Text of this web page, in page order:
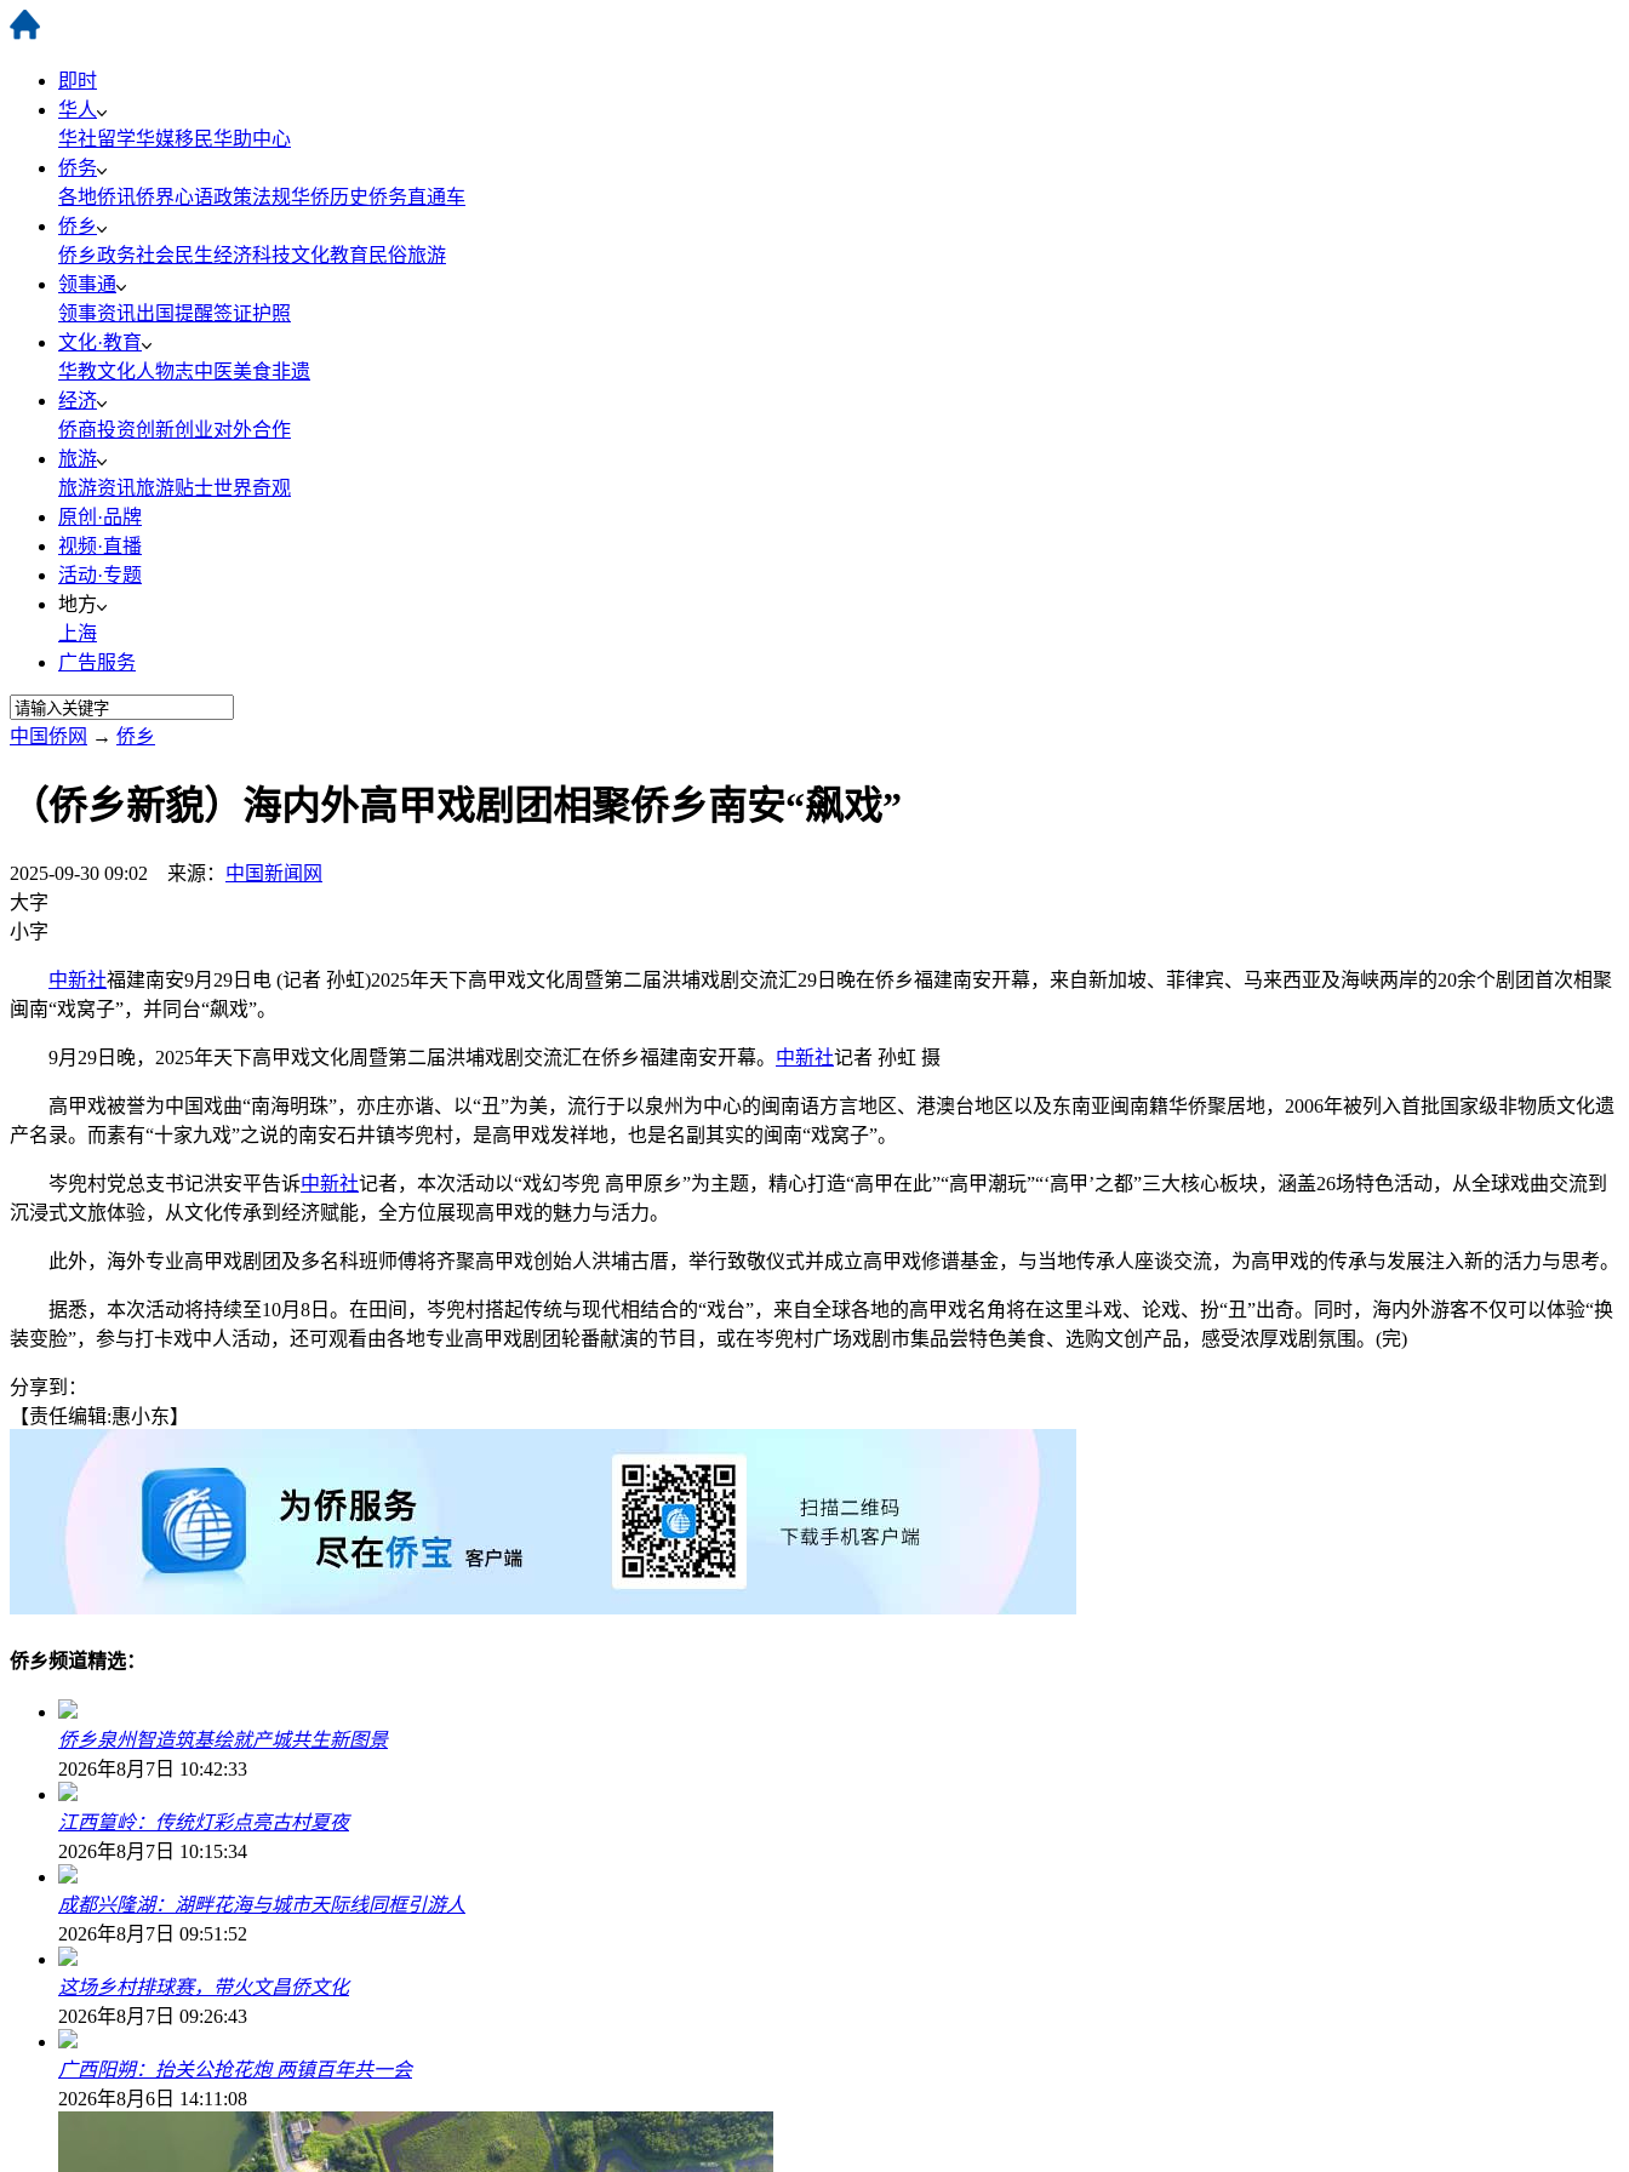
即时
华人
华社留学华媒移民华助中心
侨务
各地侨讯侨界心语政策法规华侨历史侨务直通车
侨乡
侨乡政务社会民生经济科技文化教育 民俗旅游
领事通
领事资讯出国提醒签证护照
文化·教育
华教文化人物志中医美食非遗
经济
侨商投资创新创业对外合作
旅游
旅游资讯旅游贴士世界奇观
原创·品牌
视频·直播
活动·专题
地方
上海
广告服务
中国侨网 → 侨乡
（侨乡新貌）海内外高甲戏剧团相聚侨乡南安“飙戏”
2025-09-30 09:02 来源： 中国新闻网
大字
小字
中新社福建南安9月29日电 (记者 孙虹)2025年天下高甲戏文化周暨第二届洪埔戏剧交流汇29日晚在侨乡福建南安开幕，来自新加坡、菲律宾、马来西亚及海峡两岸的20余个剧团首次相聚
闽南“戏窝子”，并同台“飙戏”。
9月29日晚，2025年天下高甲戏文化周暨第二届洪埔戏剧交流汇在侨乡福建南安开幕。 中新社记者 孙虹 摄
高甲戏被誉为中国戏曲“南海明珠”，亦庄亦谐、以“丑”为美，流行于以泉州为中心的闽南语方言地区、港澳台地区以及东南亚闽南籍华侨聚居地，2006年被列入首批国家级非物质文化遗
产名录。而素有“十家九戏”之说的南安石井镇岑兜村，是高甲戏发祥地，也是名副其实的闽南“戏窝子”。
岑兜村党总支书记洪安平告诉中新社记者，本次活动以“戏幻岑兜 高甲原乡”为主题，精心打造“高甲在此”“高甲潮玩”“‘高甲’之都”三大核心板块，涵盖26场特色活动，从全球戏曲交流到
沉浸式文旅体验，从文化传承到经济赋能，全方位展现高甲戏的魅力与活力。
此外，海外专业高甲戏剧团及多名科班师傅将齐聚高甲戏创始人洪埔古厝，举行致敬仪式并成立高甲戏修谱基金，与当地传承人座谈交流，为高甲戏的传承与发展注入新的活力与思考。
据悉，本次活动将持续至10月8日。在田间，岑兜村搭起传统与现代相结合的“戏台”，来自全球各地的高甲戏名角将在这里斗戏、论戏、扮“丑”出奇。同时，海内外游客不仅可以体验“换
装变脸”，参与打卡戏中人活动，还可观看由各地专业高甲戏剧团轮番献演的节目，或在岑兜村广场戏剧市集品尝特色美食、选购文创产品，感受浓厚戏剧氛围。(完)
分享到：
【责任编辑:惠小东】
侨乡频道精选：
侨乡泉州智造筑基绘就产城共生新图景
2026年8月7日 10:42:33
江西篁岭：传统灯彩点亮古村夏夜
2026年8月7日 10:15:34
成都兴隆湖：湖畔花海与城市天际线同框引游人
2026年8月7日 09:51:52
这场乡村排球赛，带火文昌侨文化
2026年8月7日 09:26:43
广西阳朔：抬关公抢花炮 两镇百年共一会
2026年8月6日 14:11:08